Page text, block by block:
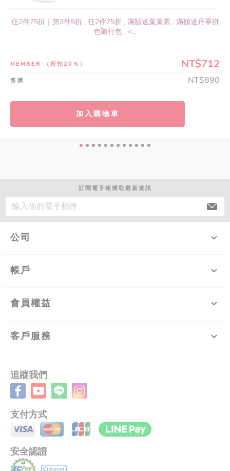
任2件75折｜第3件5折 , 任2件75折 , 滿額送葉黃素 , 滿額送丹寧拼
色隨行包 , <...
MEMBER （折扣20％） NT$712
售價 NT$890
加入購物車
訂閱電子報獲取最新資訊
公司
帳戶
會員權益
客戶服務
追蹤我們
支付方式
安全認證